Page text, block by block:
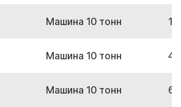
Машина 10 тонн
Машина 10 тонн
Машина 10 тонн